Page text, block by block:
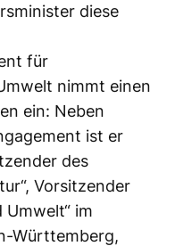
diese
für
nimmt einen
ein: Neben
ist er
des
Vorsitzender
Umwelt“ im
Württemberg,